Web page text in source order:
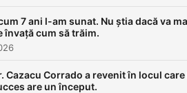
7 ani l-am sunat. Nu știa dacă va
învață cum să trăim.
Cazacu Corrado a revenit în locul
are un început.